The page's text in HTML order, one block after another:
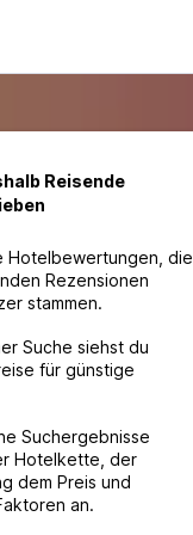
Reisende
Hotelbewertungen, die
Rezensionen
stammen.
Suche siehst du
für günstige
Suchergebnisse
Hotelkette, der
dem Preis und
an.